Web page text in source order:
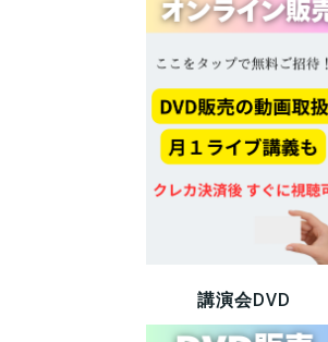
講演会DVD